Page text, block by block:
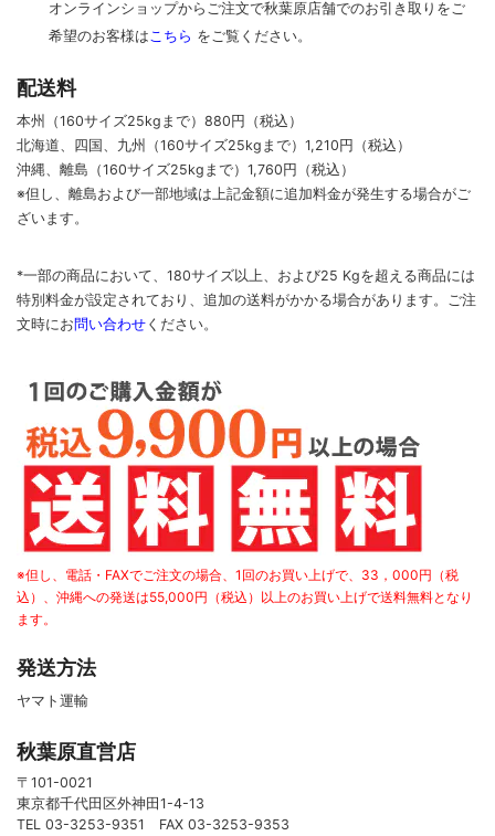
オンラインショップからご注文で秋葉原店舗でのお引き取りをご
希望のお客様はこちら をご覧ください。
配送料
本州（160サイズ25kgまで）880円（税込）
北海道、四国、九州
（160サイズ25kgまで） 1,210円（税込）
沖縄、離島 （160サイズ25kgまで） 1,760円（税込）
※但し、離島および一部地域は上記金額に追加料金が発生する場合がご
ざいます。
*一部の商品において、180サイズ以上、および25 Kgを超える商品には
特別料金が設定されており、追加の送料がかかる場合があります。 ご注
文時にお問い合わせ ください。
※但し、電話・FAXでご注文の場合、1回のお買い上げで、33，000円（税
込）、沖縄への発送は55,000円（税込）以上のお買い上げで送料無料となり
ます。
発送方法
ヤマト運輸
秋葉原直営店
〒101-0021
東京都千代田区外神田1-4-13
TEL 03-3253-9351 FAX 03-3253-9353